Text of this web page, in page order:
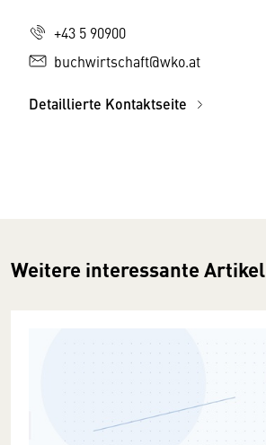
+43 5 90900
buchwirtschaft@wko.at
Detaillierte Kontaktseite
Weitere interessante Artikel